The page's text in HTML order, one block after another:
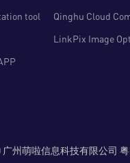
tool
Qinghu Cloud
LinkPix Image
州萌啦信息科技有限公司 粤